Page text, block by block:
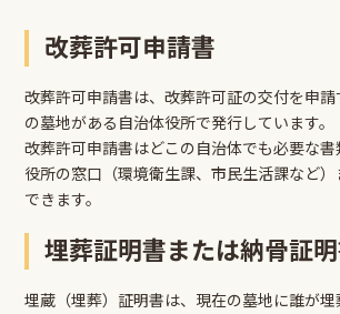
改葬許可申請書
改葬許可申請書は、改葬許可証の交付を申
の墓地がある自治体役所で発行しています。
改葬許可申請書はどこの自治体でも必要な書
役所の窓口（環境衛生課、市民生活課など
できます。
埋葬証明書または納骨証
埋蔵（埋葬）証明書は、現在の墓地に誰が